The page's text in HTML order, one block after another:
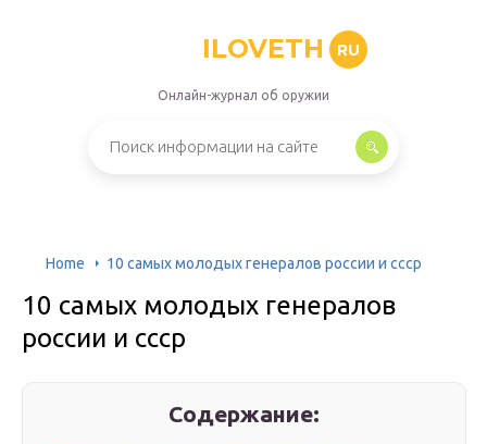
ILOVETH RU
Онлайн-журнал об оружии
Home 10 самых молодых генералов россии и ссср
10 самых молодых генералов
россии и ссср
Содержание: